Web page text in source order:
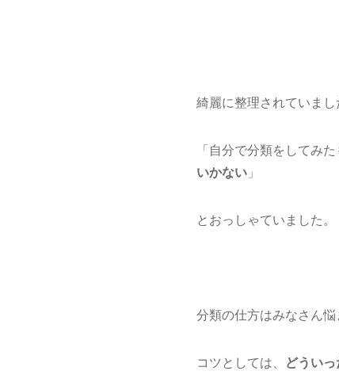
綺麗に整理されていまし
「自分で分類をしてみ
いかない 」
とおっしゃていました。
分類の仕方はみなさん
コツとしては、 どうい